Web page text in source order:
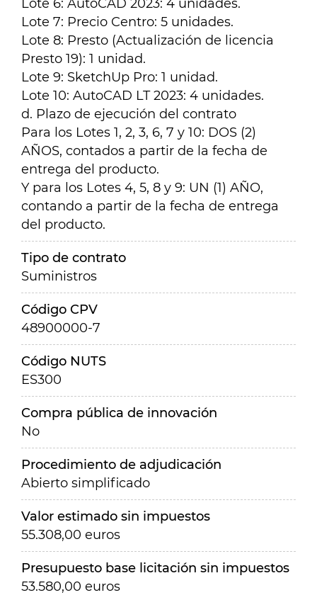
Lote 6: AutoCAD 2023: 4 unidades.
Lote 7: Precio Centro: 5 unidades.
Lote 8: Presto (Actualización de licencia
Presto 19): 1 unidad.
Lote 9: SketchUp Pro: 1 unidad.
Lote 10: AutoCAD LT 2023: 4 unidades.
d. Plazo de ejecución del contrato
Para los Lotes 1, 2, 3, 6, 7 y 10: DOS (2)
AÑOS, contados a partir de la fecha de
entrega del producto.
Y para los Lotes 4, 5, 8 y 9: UN (1) AÑO,
contando a partir de la fecha de entrega
del producto.
Tipo de contrato
Suministros
Código CPV
48900000-7
Código NUTS
ES300
Compra pública de innovación
No
Procedimiento de adjudicación
Abierto simplificado
Valor estimado sin impuestos
55.308,00 euros
Presupuesto base licitación sin impuestos
53.580,00 euros